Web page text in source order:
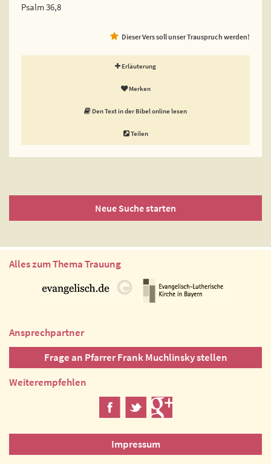
Psalm 36,8
Dieser Vers soll unser Trauspruch werden!
Erläuterung
Merken
Den Text in der Bibel online lesen
Teilen
Neue Suche starten
Alles zum Thema Trauung
Ansprechpartner
Frage an Pfarrer Frank Muchlinsky stellen
Weiterempfehlen
Impressum